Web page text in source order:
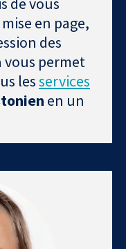
en page,
des
vous permet
lesservices
en un